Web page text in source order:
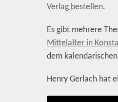
Verlag bestellen.
Es gibt mehrere
Mittelalter in
dem
Henry Gerlach hat